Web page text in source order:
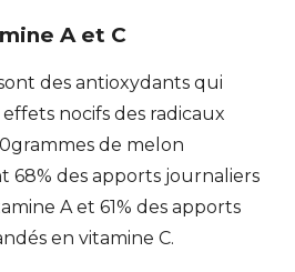
A et C
des antioxydants qui
nocifs des radicaux
de melon
68% des apports journaliers
A et 61% des apports
en vitamine C.